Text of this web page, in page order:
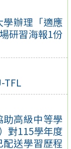
辦理「適應
研習海報1份
TFL
高級中等學
對115學年度
送學習歷程